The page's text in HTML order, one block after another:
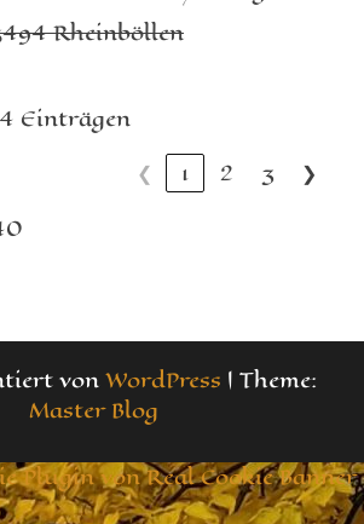
Rheinböllen
Einträgen
❮
1 2 3
❯
vonWordPress | Theme:
Master Blog
Plugin von Real Cookie Banner